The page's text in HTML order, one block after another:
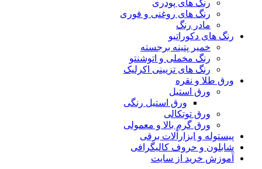
رنگ های پودری
رنگ‌ های روغنی و فوری
مادر رنگ
رنگ های دکوراتیو
خمیر پتینه برجسته
رنگ مخملی و اتوشنتو
رنگ های تزیینی اکرلیک
ورق طلا و نقره
ورق استیل
ورق استیل رنگی
ورق توتکالی
ورق گرم بالا و معمولی
پیستوله و ابزارآلات برقی
شابلون و حروف کالیگرافی
آموزش خرید از سایت